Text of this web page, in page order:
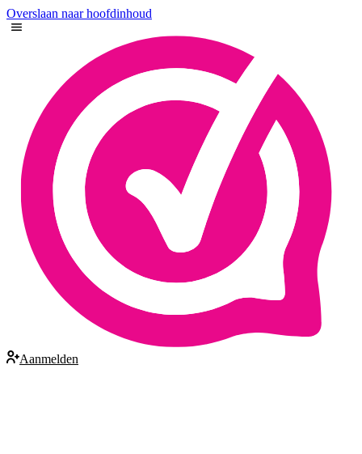
Overslaan naar hoofdinhoud
Aanmelden